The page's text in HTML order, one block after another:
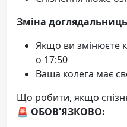
Зміна
Якщо ви змінюєте
о 17:50
Ваша колега має
Що робити, якщо
🚨 ОБОВ'ЯЗКОВО: